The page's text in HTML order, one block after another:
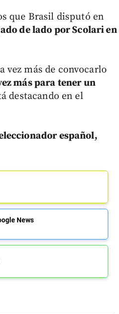
que Brasil disputó en
de lado por Scolari en
vez más de convocarlo
más para tener un
destacando en el
español,
News